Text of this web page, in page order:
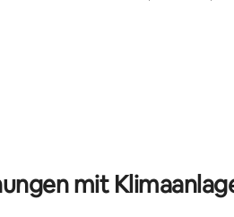
Bewertungen
mit